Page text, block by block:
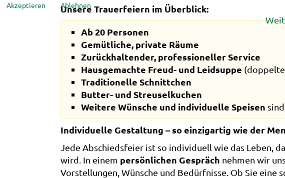
Unsere Trauerfeiern im Überblick:
Ab 20 Personen
Gemütliche, private Räume
Zurückhaltender, professioneller Service
Hausgemachte Freud- und Leidsuppe
Traditionelle Schnittchen
Butter- und Streuselkuchen
Weitere Wünsche und individuelle Speisen
Individuelle Gestaltung – so einzigartig wie der
Jede Abschiedsfeier ist so individuell wie das Leben,
wird. In einem persönlichen Gespräch nehmen wir
Vorstellungen, Wünsche und Bedürfnisse. Ob Sie eine
Akzeptieren Ablehnen